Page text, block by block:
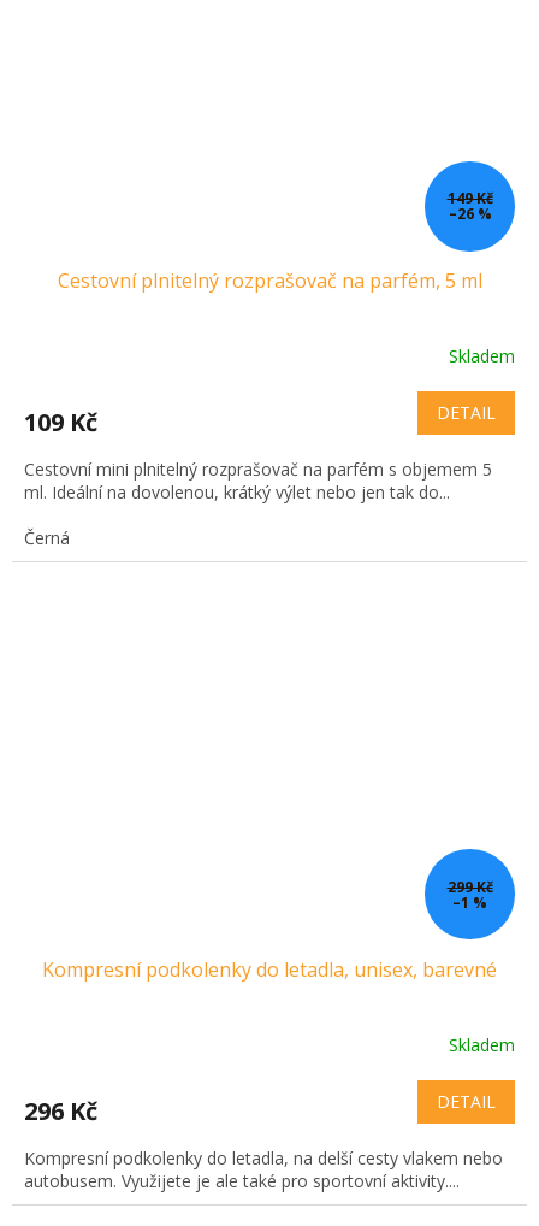
149 Kč
–26 %
Cestovní plnitelný rozprašovač na parfém, 5 ml
Skladem
109 Kč DETAIL
Cestovní mini plnitelný rozprašovač na parfém s objemem 5
ml. Ideální na dovolenou, krátký výlet nebo jen tak do...
Černá
299 Kč
–1 %
Kompresní podkolenky do letadla, unisex, barevné
Skladem
296 Kč DETAIL
Kompresní podkolenky do letadla, na delší cesty vlakem nebo
autobusem. Využijete je ale také pro sportovní aktivity....